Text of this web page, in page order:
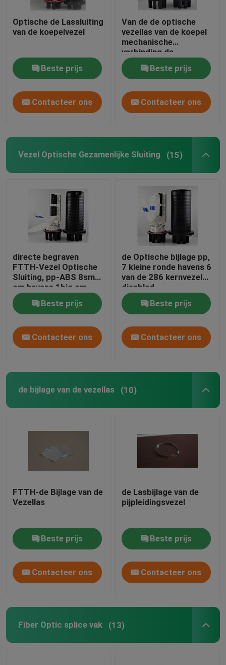
Optische de Lassluiting
van de koepelvezel
Beste prijs
Contacteer ons
Van de de optische
vezellas van de koepel
mechanische
verbinding de
sluitingspp abs sillicon
rubber, lucht 505
xd200mm
max288core, GJS20-
DM0 (van l)
Beste prijs
Contacteer ons
Vezel Optische Gezamenlijke Sluiting (15)
directe begraven
FTTH-Vezel Optische
Sluiting, pp-ABS 8small
om havens 1big om
64sc
Beste prijs
Contacteer ons
de Optische bijlage pp,
7 kleine ronde havens 6
van de 286 kernvezel
dienblad
Beste prijs
Contacteer ons
de bijlage van de vezellas (10)
FTTH-de Bijlage van de
Vezellas
Beste prijs
Contacteer ons
de Lasbijlage van de
pijpleidingsvezel
Beste prijs
Contacteer ons
Fiber Optic splice vak (13)